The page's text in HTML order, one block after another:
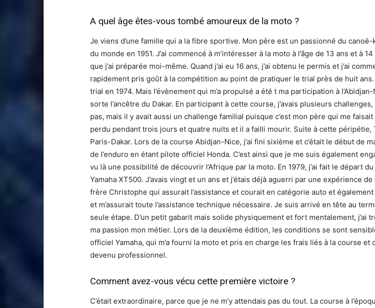
A quel âge êtes-vous tombé amoureux de la moto ?
Je viens d’une famille qui a la fibre sportive. Mon père est un passionné du
du monde en 1951. J’ai commencé à m’intéresser à la moto à l’âge de 13 ans et à
que j’ai préparée moi-même. Quand j’ai eu 16 ans, j’ai obtenu le permis et j’ai
rapidement pris goût à la compétition au point de pratiquer le trial près de huit
trial en 1974. Mais l’évènement qui m’a propulsé a été t ma participation à
sorte l’ancêtre du Dakar. En participant à cette course, j’avais plusieurs
pas, mais il y avait aussi un challenge familial puisque c’est mon père qui me
perdu pendant trois jours et quatre nuits et il a failli mourir. Suite à cette péripétie,
Paris-Dakar. Lors de la course Abidjan-Nice, j’ai fini sixième et c’était le début de
de l’enduro en étant pilote officiel Honda. C’est ainsi que je me suis également
vu là une possibilité de découvrir l’Afrique par la moto. En 1979, j’ai fait le départ
Yamaha XT500. J’avais vingt et un ans et j’étais déjà aguerri par une expérience
frère Christophe qui assurait l’assistance et courait en catégorie auto et
et m’assurait toute l’assistance technique nécessaire. Je suis arrivé en tête au
seule étape. D’un petit gabarit mais solide physiquement et fort mentalement, j’ai
ma passion mon métier. Lors de la deuxième édition, les conditions se sont
officiel Yamaha, qui m’a fourni la moto et pris en charge les frais liés à la course et
devenu professionnel.
Comment avez-vous vécu cette première victoire ?
C’était extraordinaire, parce que je ne m’y attendais pas du tout. La course à